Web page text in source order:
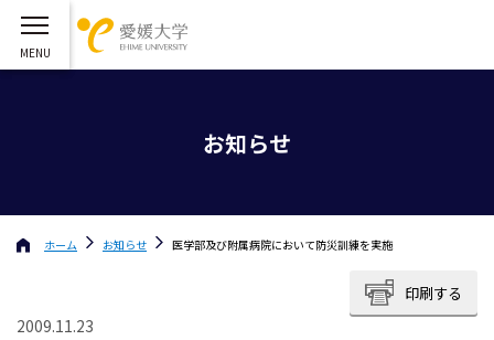
お知らせ
ホーム お知らせ 医学部及び附属病院において防災訓練を実施
印刷する
2009.11.23